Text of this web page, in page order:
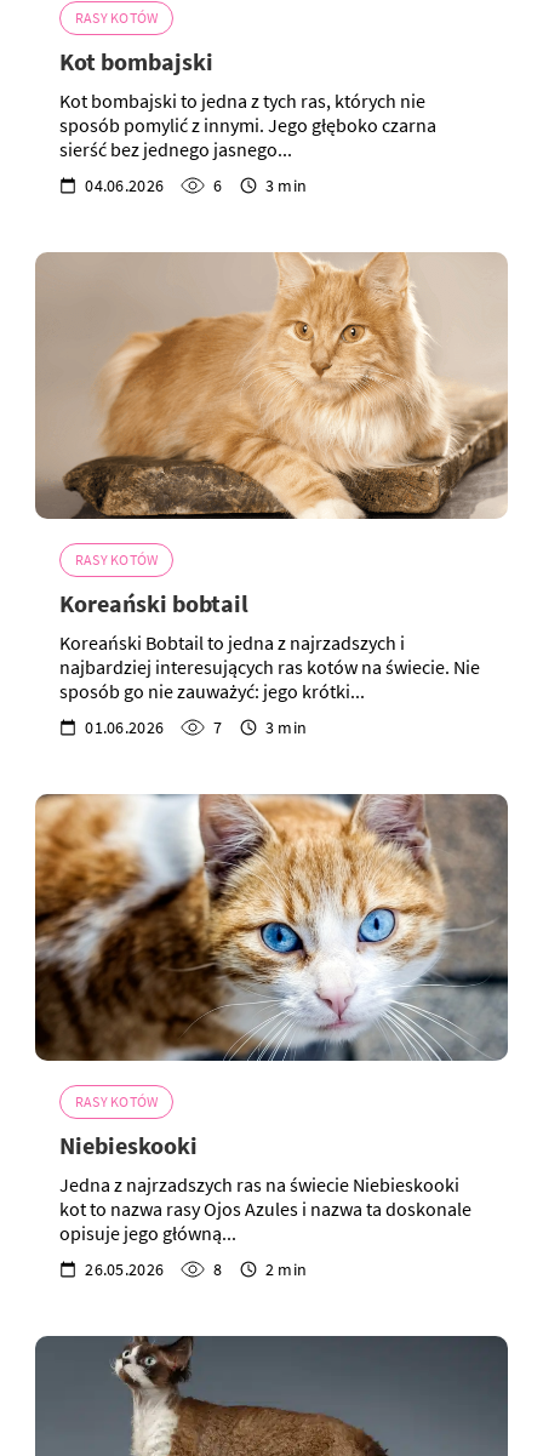
RASY KOTÓW
Kot bombajski
Kot bombajski to jedna z tych ras, których nie
sposób pomylić z innymi. Jego głęboko czarna
sierść bez jednego jasnego...
04.06.2026 6 3 min
RASY KOTÓW
Koreański bobtail
Koreański Bobtail to jedna z najrzadszych i
najbardziej interesujących ras kotów na świecie. Nie
sposób go nie zauważyć: jego krótki...
01.06.2026 7 3 min
RASY KOTÓW
Niebieskooki
Jedna z najrzadszych ras na świecie Niebieskooki
kot to nazwa rasy Ojos Azules i nazwa ta doskonale
opisuje jego główną...
26.05.2026 8 2 min